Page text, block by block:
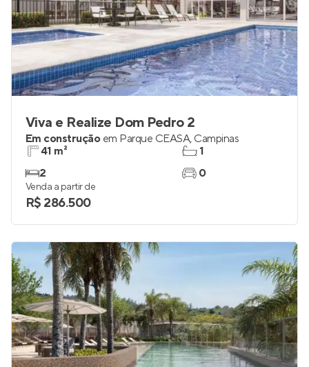
Viva e Realize Dom Pedro 2
Em construção em Parque CEASA, Campinas
41 m²
2
1
0
Venda a partir de
R$ 286.500